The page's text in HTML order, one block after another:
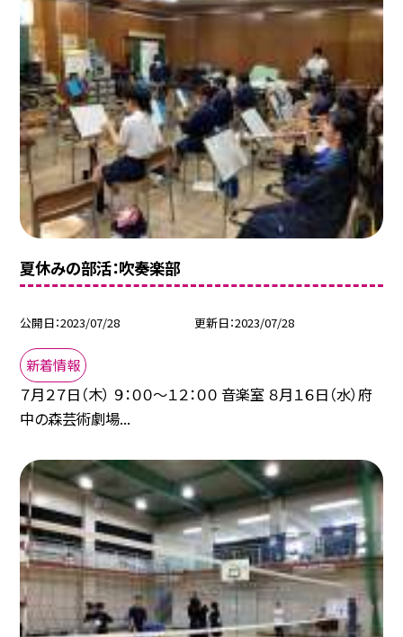
夏休みの部活：吹奏楽部
公開日 2023/07/28 更新日 2023/07/28
新着情報
７月２７日（木） ９：００〜１２：００ 音楽室 ８月１６日（水）府
中の森芸術劇場...